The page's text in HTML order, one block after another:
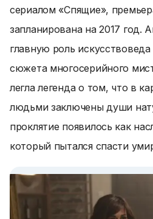
сериалом «Спящие»,
запланирована на 2017 год.
главную роль
сюжета многосерийного
легла легенда о том, что в
людьми заключены души
проклятие появилось как
который пытался спасти